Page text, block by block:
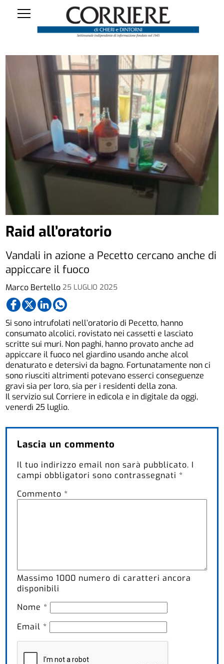
Marco Bertello 25 LUGLIO 2025
Raid all’oratorio
Vandali in azione a Pecetto cercano anche di
appiccare il fuoco
Si sono intrufolati nell’oratorio di Pecetto, hanno
consumato alcolici, rovistato nei cassetti e lasciato
scritte sui muri. Non paghi, hanno provato anche ad
appiccare il fuoco nel giardino usando anche alcol
denaturato e detersivi da bagno. Fortunatamente non ci
sono riusciti altrimenti potevano esserci conseguenze
gravi sia per loro, sia per i residenti della zona.
Il servizio sul Corriere in edicola e in digitale da oggi,
venerdì 25 luglio.
Lascia un commento
Il tuo indirizzo email non sarà pubblicato. I
campi obbligatori sono contrassegnati *
Commento *
Massimo1000 numero di caratteri ancora
disponibili
Nome *
Email *